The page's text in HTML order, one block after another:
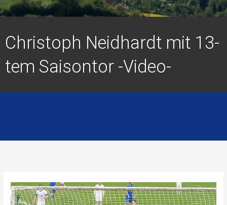
Christoph Neidhardt mit 13-
tem Saisontor -Video-